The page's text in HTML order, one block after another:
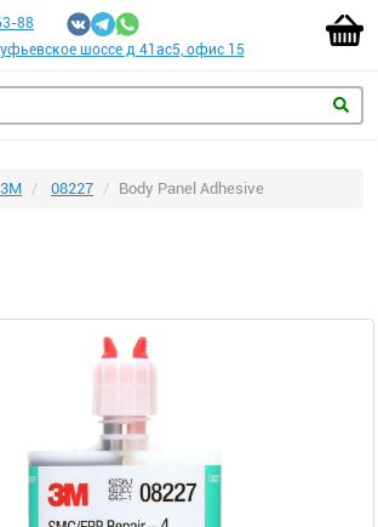
88
шоссе д 41ас5, офис 15
3M 08227 Body Panel Adhesive